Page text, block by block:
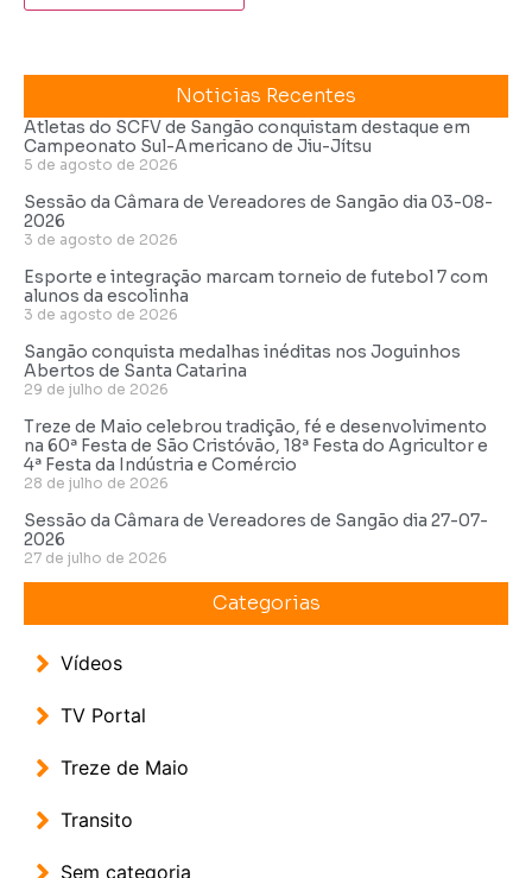
Noticias Recentes
Atletas do SCFV de Sangão conquistam destaque em
Campeonato Sul-Americano de Jiu-Jítsu
5 de agosto de 2026
Sessão da Câmara de Vereadores de Sangão dia 03-08-
2026
3 de agosto de 2026
Esporte e integração marcam torneio de futebol 7 com
alunos da escolinha
3 de agosto de 2026
Sangão conquista medalhas inéditas nos Joguinhos
Abertos de Santa Catarina
29 de julho de 2026
Treze de Maio celebrou tradição, fé e desenvolvimento
na 60ª Festa de São Cristóvão, 18ª Festa do Agricultor e
4ª Festa da Indústria e Comércio
28 de julho de 2026
Sessão da Câmara de Vereadores de Sangão dia 27-07-
2026
27 de julho de 2026
Categorias
Vídeos
TV Portal
Treze de Maio
Transito
Sem categoria